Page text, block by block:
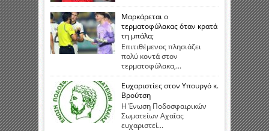
Μαρκάρεται ο
τερματοφύλακας όταν κρατά
τη μπάλα;
Επιτιθέμενος πλησιάζει
πολύ κοντά στον
τερματοφύλακα,...
Ευχαριστίες στον Υπουργό κ.
Βρούτση
Η Ένωση Ποδοσφαιρικών
Σωματείων Αχαΐας
ευχαριστεί...